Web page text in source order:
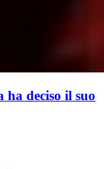
ha deciso il suo